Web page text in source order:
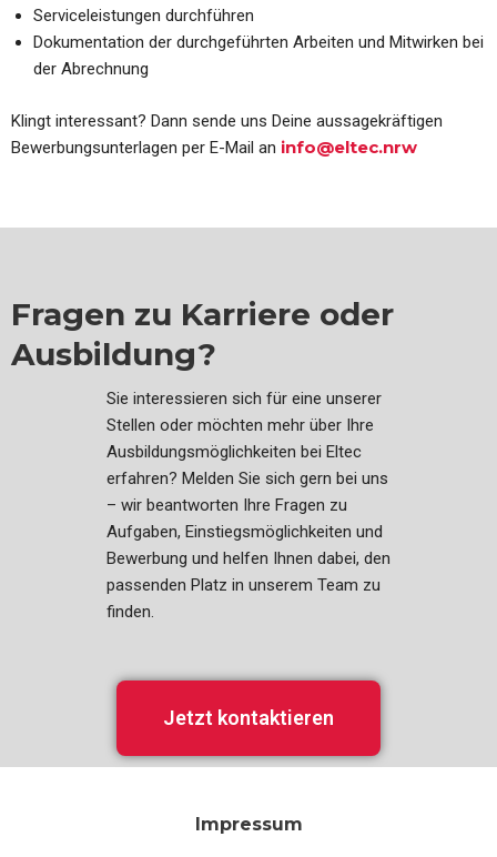
Serviceleistungen durchführen
Dokumentation der durchgeführten Arbeiten und Mitwirken bei
der Abrechnung
Klingt interessant? Dann sende uns Deine aussagekräftigen
Bewerbungsunterlagen per E-Mail an info@eltec.nrw
Fragen zu Karriere oder
Ausbildung?
Sie interessieren sich für eine unserer
Stellen oder möchten mehr über Ihre
Ausbildungsmöglichkeiten bei Eltec
erfahren? Melden Sie sich gern bei uns
– wir beantworten Ihre Fragen zu
Aufgaben, Einstiegsmöglichkeiten und
Bewerbung und helfen Ihnen dabei, den
passenden Platz in unserem Team zu
finden.
Jetzt kontaktieren
Impressum